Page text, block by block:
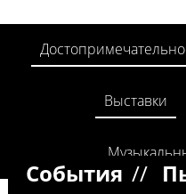
Выставки
События //